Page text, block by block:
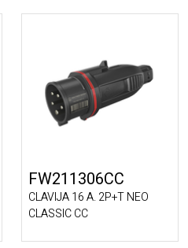
FW211306CC
CLAVIJA 16 A. 2P+T NEO
CLASSIC CC